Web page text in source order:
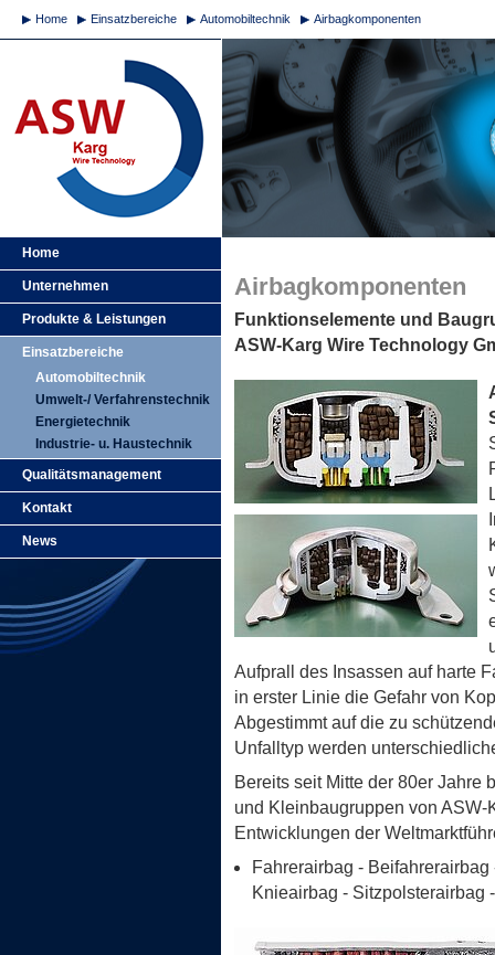
Home Einsatzbereiche Automobiltechnik Airbagkomponenten
Airbagkomponenten
Funktionselemente und
ASW-Karg Wire Technology
Aufprall des Insassen auf harte
in erster Linie die Gefahr von
Abgestimmt auf die zu
Unfalltyp werden
Bereits seit Mitte der 80er Jahre
und Kleinbaugruppen von ASW-
Entwicklungen der
Fahrerairbag -
Knieairbag - Sitzpolsterairbag
Home
Unternehmen
Produkte & Leistungen
Einsatzbereiche
Automobiltechnik
Umwelt-/ Verfahrenstechnik
Energietechnik
Industrie- u. Haustechnik
Qualitätsmanagement
Kontakt
News